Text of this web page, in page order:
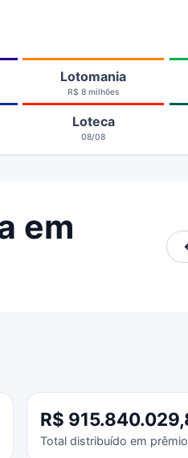
Lotomania
R$ 8 milhões
Loteca
08/08
em
R$
Total distribuído em